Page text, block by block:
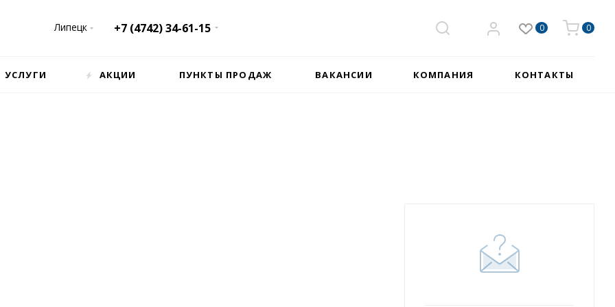
Липецк +7 (4742) 34-61-15 0 0
УСЛУГИ АКЦИИ ПУНКТЫ ПРОДАЖ ВАКАНСИИ КОМПАНИЯ КОНТАКТЫ